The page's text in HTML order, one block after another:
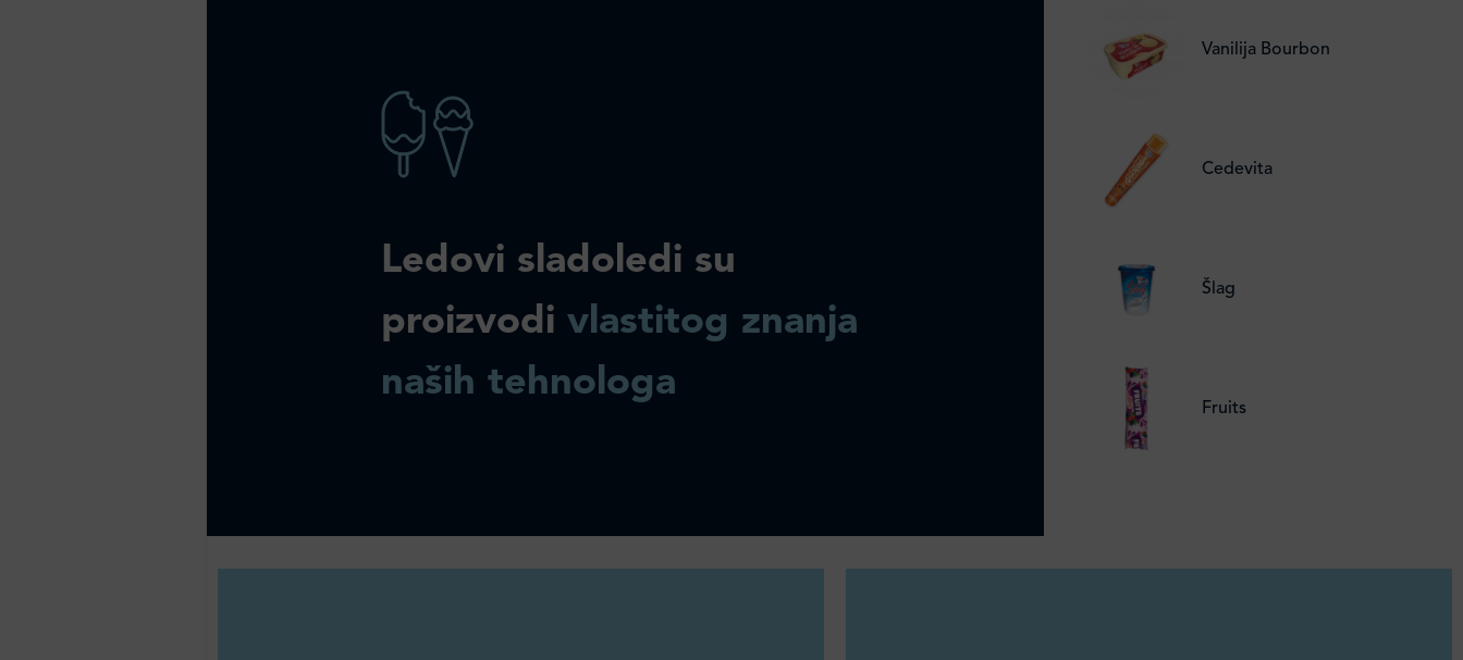
Ledovi sladoledi su
proizvodi vlastitog znanja
naših tehnologa
Vanilija Bourbon
Cedevita
Šlag
Fruits